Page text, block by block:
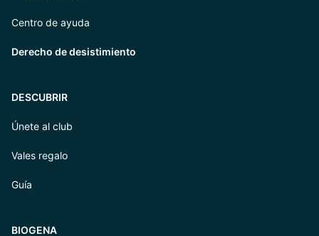
Centro de ayuda
Derecho de desistimiento
DESCUBRIR
Únete al club
Vales regalo
Guía
BIOGENA